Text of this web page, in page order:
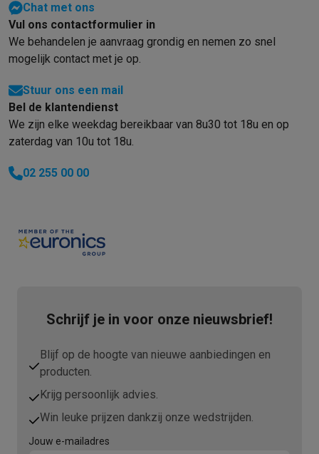
Chat met ons
Vul ons contactformulier in
We behandelen je aanvraag grondig en nemen zo snel
mogelijk contact met je op.
Stuur ons een mail
Bel de klantendienst
We zijn elke weekdag bereikbaar van 8u30 tot 18u en op
zaterdag van 10u tot 18u.
02 255 00 00
Schrijf je in voor onze nieuwsbrief!
Blijf op de hoogte van nieuwe aanbiedingen en
producten.
Krijg persoonlijk advies.
Win leuke prijzen dankzij onze wedstrijden.
Jouw e-mailadres